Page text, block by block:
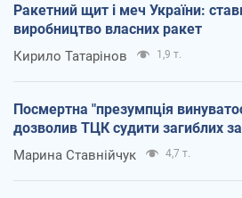
Ракетний щит і меч України:
виробництво власних ракет
Кирило Татарінов 1,9 т.
Посмертна "презумпція
дозволив ТЦК судити загиблих
Марина Ставнійчук 4,7 т.